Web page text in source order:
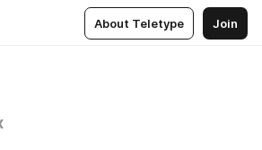
About Teletype Join